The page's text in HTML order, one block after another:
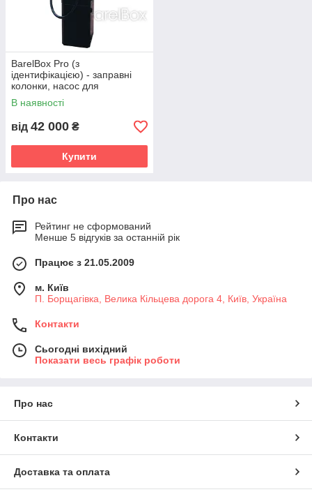
BarelВox Pro (з
ідентифікацією) - заправні
колонки, насос для
дизпалива, резервуари для
ГСМ
В наявності
від 42 000 ₴
Купити
Про нас
Рейтинг не сформований
Менше 5 відгуків за останній рік
Працює з 21.05.2009
м. Київ
П. Борщагівка, Велика Кільцева дорога 4, Київ, Україна
Контакти
Сьогодні вихідний
Показати весь графік роботи
Про нас
Контакти
Доставка та оплата